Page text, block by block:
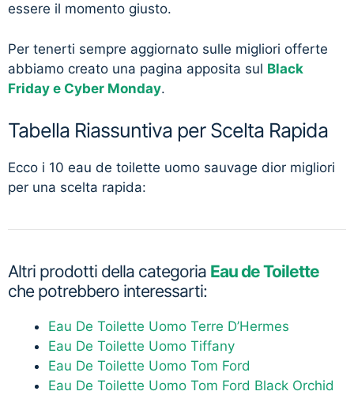
essere il momento giusto.
Per tenerti sempre aggiornato sulle migliori offerte
abbiamo creato una pagina apposita sul Black
Friday e Cyber Monday.
Tabella Riassuntiva per Scelta Rapida
Ecco i 10 eau de toilette uomo sauvage dior migliori
per una scelta rapida:
Altri prodotti della categoria Eau de Toilette
che potrebbero interessarti:
Eau De Toilette Uomo Terre D’Hermes
Eau De Toilette Uomo Tiffany
Eau De Toilette Uomo Tom Ford
Eau De Toilette Uomo Tom Ford Black Orchid